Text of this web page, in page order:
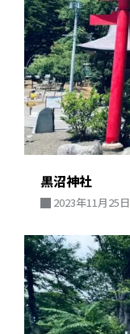
黒沼神社
2023年11月25日